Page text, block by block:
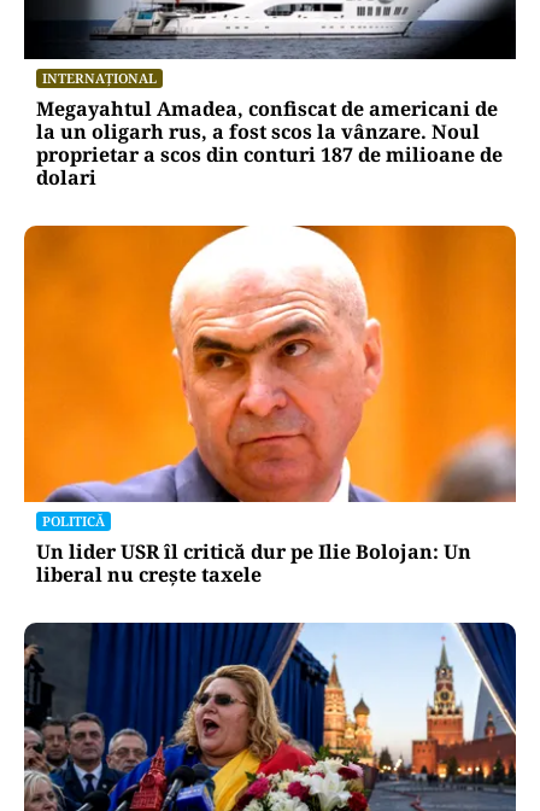
Alin Tișe atacă frontal conducerea PNL:
„România a devenit coșul de gunoi al
investitorilor”
Megayahtul Amadea, confiscat de americani de
la un oligarh rus, a fost scos la vânzare. Noul
proprietar a scos din conturi 187 de milioane de
dolari